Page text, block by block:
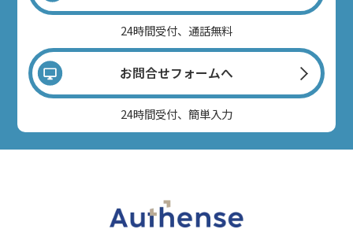
24時間受付、通話無料
お問合せフォームへ
24時間受付、簡単入力